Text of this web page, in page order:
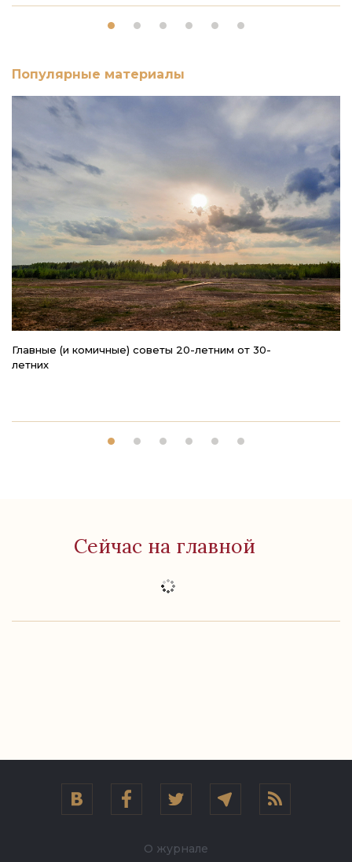
Популярные материалы
Главные (и комичные) советы 20-летним от 30-
летних
Сейчас на главной
О журнале